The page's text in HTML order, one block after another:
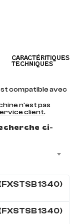
CARACTÉRITIQUES
TECHNIQUES
compatible avec
n'est pas
client.
ci-
1340)
1340)